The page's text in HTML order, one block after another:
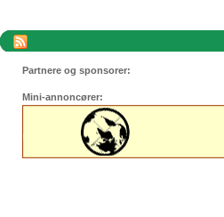
Partnere og sponsorer:
Mini-annoncører: